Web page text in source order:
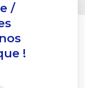
/
!